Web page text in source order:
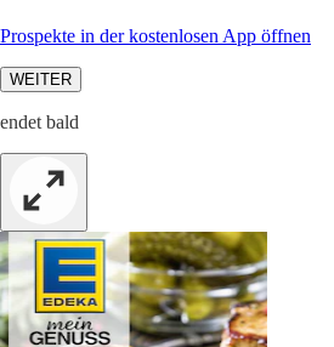
Prospekte in der kostenlosen App öffnen
WEITER
endet bald